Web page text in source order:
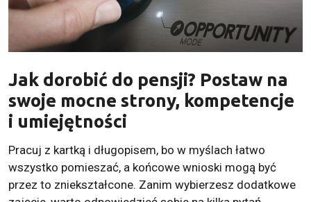
Jak dorobić do pensji? Postaw na
swoje mocne strony, kompetencje
i umiejętności
Pracuj z kartką i długopisem, bo w myślach łatwo
wszystko pomieszać, a końcowe wnioski mogą być
przez to zniekształcone. Zanim wybierzesz dodatkowe